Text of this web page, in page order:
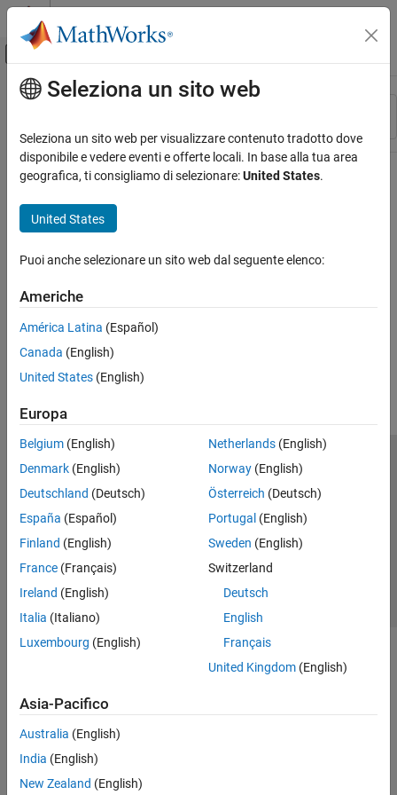
Vai al contenuto
Attiva/disattiva menu di navigazione
Risorsa
Stato
Contenuto principale
Seleziona un sito web
Seleziona un sito web per visualizzare contenuto tradotto dove
disponibile e vedere eventi e offerte locali. In base alla tua area
geografica, ti consigliamo di selezionare:United States.
United States
Puoi anche selezionare un sito web dal seguente elenco:
Americhe
América Latina (Español)
Canada (English)
United States (English)
Europa
Belgium (English)
Denmark (English)
Deutschland (Deutsch)
España (Español)
Finland (English)
France (Français)
Ireland (English)
Italia (Italiano)
Luxembourg (English)
Netherlands(English)
Norway(English)
Österreich (Deutsch)
Portugal (English)
Sweden (English)
Switzerland
Deutsch
English
Français
United Kingdom(English)
Asia-Pacifico
Australia (English)
India (English)
New Zealand (English)
Centro di fiducia
Informativa sulla privacy
Antipirateria
Stato dell'applicazione
Contatti
© 1994-2026 The MathWorks, Inc.